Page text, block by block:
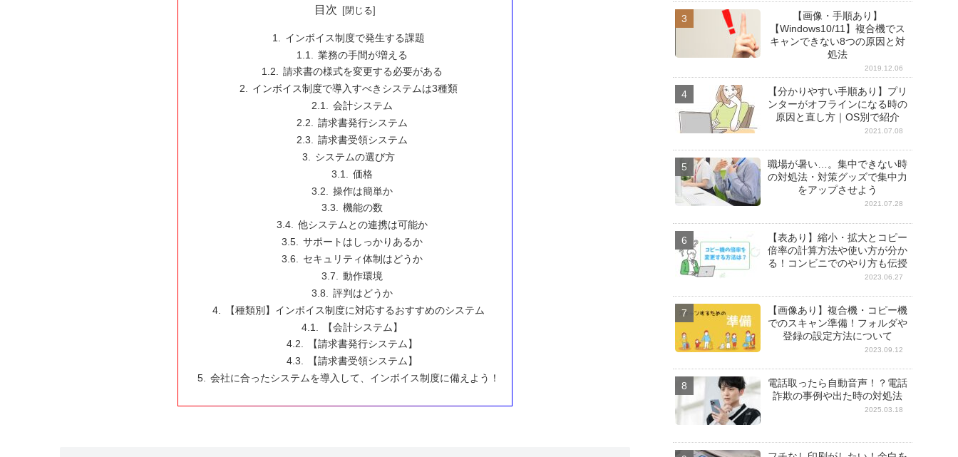
目次
インボイス制度で発生する課題
業務の手間が増える
請求書の様式を変更する必要がある
インボイス制度で導入すべきシステムは3種類
会計システム
請求書発行システム
請求書受領システム
システムの選び方
価格
操作は簡単か
機能の数
他システムとの連携は可能か
サポートはしっかりあるか
セキュリティ体制はどうか
動作環境
評判はどうか
【種類別】インボイス制度に対応するおすすめのシステム
【会計システム】
【請求書発行システム】
【請求書受領システム】
会社に合ったシステムを導入して、インボイス制度に備えよう！
【画像・手順あり】
【Windows10/11】複合機でス
キャンできない8つの原因と対
処法
2019.12.06
【分かりやすい手順あり】プリ
ンターがオフラインになる時の
原因と直し方｜OS別で紹介
2021.07.08
職場が暑い…。集中できない時
の対処法・対策グッズで集中力
をアップさせよう
2021.07.28
【表あり】縮小・拡大とコピー
倍率の計算方法や使い方が分か
る！コンビニでのやり方も伝授
2023.06.27
【画像あり】複合機・コピー機
でのスキャン準備！フォルダや
登録の設定方法について
2023.09.12
電話取ったら自動音声！？電話
詐欺の事例や出た時の対処法
2025.03.18